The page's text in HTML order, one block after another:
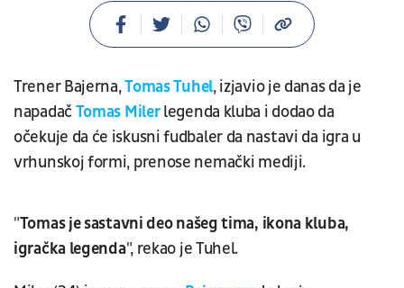
Trener Bajerna,Tomas Tuhel, izjavio je danas da je
napadačTomas Milerlegenda kluba i dodao da
očekuje da će iskusni fudbaler da nastavi da igra u
vrhunskoj formi, prenose nemački mediji.
"Tomas je sastavni deo našeg tima, ikona kluba,
igračka legenda", rekao je Tuhel.